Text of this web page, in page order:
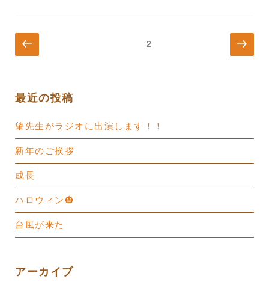
投
稿
ペ
ー
ジ
送
り
前
の
ジ
ページ2
次
の
最近の投稿
肇先生がラジオに出演します！！
新年のご挨拶
成長
ハロウィン🎃
台風が来た
アーカイブ